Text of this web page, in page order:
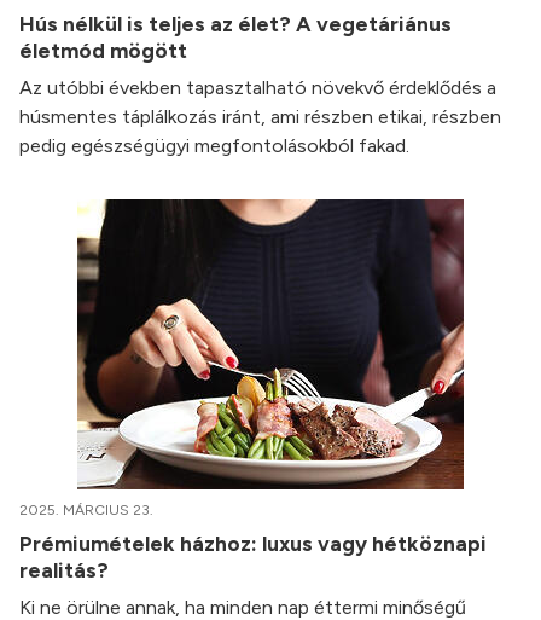
Hús nélkül is teljes az élet? A vegetáriánus
életmód mögött
Az utóbbi években tapasztalható növekvő érdeklődés a
húsmentes táplálkozás iránt, ami részben etikai, részben
pedig egészségügyi megfontolásokból fakad.
2025. MÁRCIUS 23.
Prémiumételek házhoz: luxus vagy hétköznapi
realitás?
Ki ne örülne annak, ha minden nap éttermi minőségű